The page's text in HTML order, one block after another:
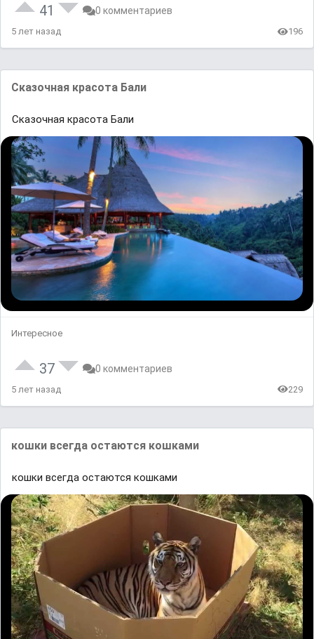
41 0 комментариев
5 лет назад 196
Сказочная красота Бали
Сказочная красота Бали
Интересное
37 0 комментариев
5 лет назад 229
кошки всегда остаются кошками
кошки всегда остаются кошками